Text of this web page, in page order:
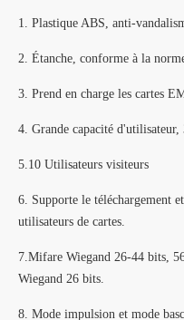
1. Plastique ABS, anti-
2. Étanche, conforme à la
3. Prend en charge les cartes
4. Grande capacité
5.10 Utilisateurs visiteurs
6. Supporte le téléchargement
utilisateurs de cartes.
7.Mifare Wiegand 26-44 bits,
Wiegand 26 bits.
8. Mode impulsion et mode